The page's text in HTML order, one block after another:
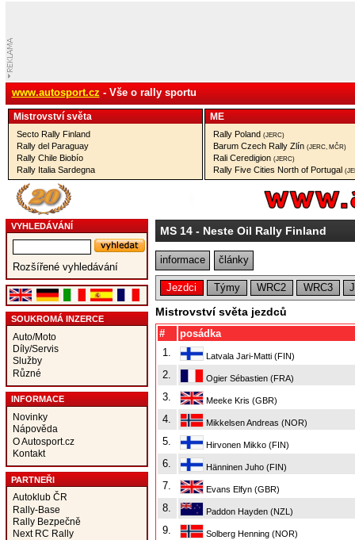
www.autosport.cz - Vše o rally sportu
Mistrovství­ světa
Secto Rally Finland
Rally del Paraguay
Rally Chile Biobío
Rally Italia Sardegna
ME
Rally Poland (JERC)
Barum Czech Rally Zlín (JERC, MČR)
Rali Ceredigion (JERC)
Rally Five Cities North of Portugal
VYHLEDÁVÁNÍ
Rozšířené vyhledávání
SOUKROMÁ INZERCE
Auto/Moto
Díly/Servis
Služby
Různé
INFORMACE
Novinky
Nápověda
O Autosport.cz
Kontakt
PARTNEŘI
Autoklub ČR
Rally-Base
Rally Bezpečně
Next RC Rally
MS 14- Neste Oil Rally Finland
informace články
Jezdci Týmy WRC2 WRC3
Mistrovství světa jezdců
#
posádka
1.
Latvala Jari-Matti (FIN)
2. Ogier Sébastien (FRA)
3. Meeke Kris (GBR)
4. Mikkelsen Andreas (NOR)
5. Hirvonen Mikko (FIN)
6. Hänninen Juho (FIN)
7. Evans Elfyn (GBR)
8. Paddon Hayden (NZL)
9. Solberg Henning (NOR)